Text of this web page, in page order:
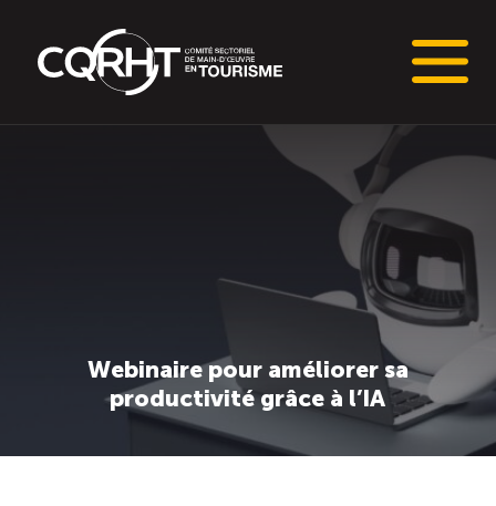
Connaissances stratégiques
Informations sur le marché du travail (IMT)
Tableaux de bord de l’industrie touristique
Main-d’oeuvre en tourisme
Le pôle IMT
Webinaire pour améliorer sa
productivité grâce à l’IA